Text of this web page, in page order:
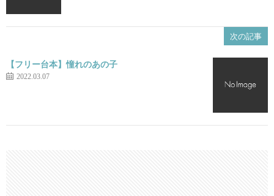
次の記事
【フリー台本】憧れのあの子
2022.03.07